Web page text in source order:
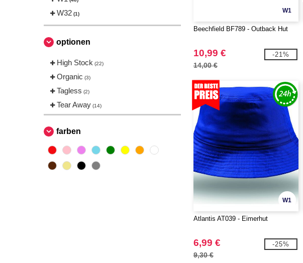
W32 (1)
optionen
High Stock (22)
Organic (3)
Tagless (2)
Tear Away (14)
farben
W1
Beechfield BF789 - Outback Hut
10,99 €
14,00 €
-21%
W1
Atlantis AT039 - Eimerhut
6,99 €
9,30 €
-25%